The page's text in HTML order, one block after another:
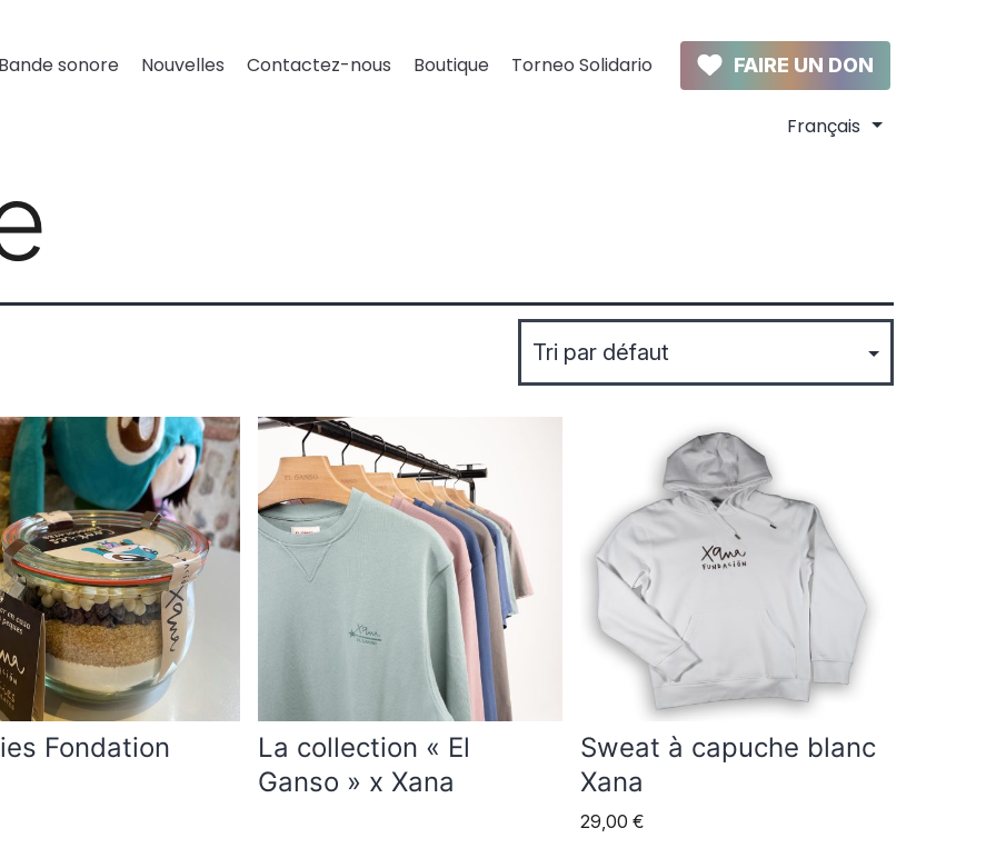
Bande sonore Nouvelles Contactez-nous Boutique Torneo Solidario FAIRE UN DON
Fondation
La collection « El
Ganso » x Xana
Sweat à capuche blanc
Xana
29,00 €
plusieurs
variations.
options
peuvent
choisies
sur
la
page